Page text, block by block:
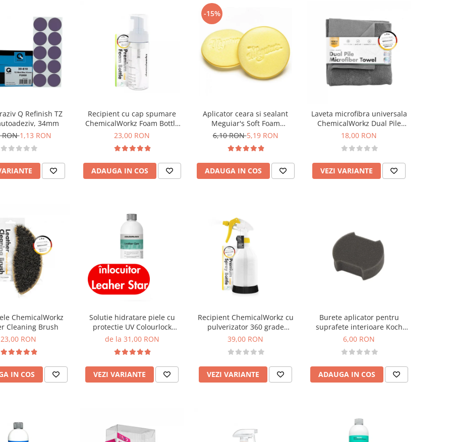
Q Refinish TZ
34mm
RON1,13 RON
Recipient cu cap spumare
ChemicalWorkz Foam Bottle
150ml
23,00 RON
ADAUGA IN COS
-15%
Aplicator ceara si sealant
Meguiar's Soft Foam
Applicator Pad 101mm
6,10 RON5,19 RON
ADAUGA IN COS
Laveta microfibra universala
ChemicalWorkz Dual Pile
Towel 350GSM, 40×40cm
18,00 RON
VEZI VARIANTE
ChemicalWorkz
Cleaning Brush
23,00 RON
IN COS
Solutie hidratare piele cu
protectie UV Colourlock
Leather Care
de la 31,00 RON
VEZI VARIANTE
Recipient ChemicalWorkz cu
pulverizator 360 grade
Canyon Premium Spray Bottle
39,00 RON
VEZI VARIANTE
Burete aplicator pentru
suprafete interioare Koch
Chemie BTM
6,00 RON
ADAUGA IN COS